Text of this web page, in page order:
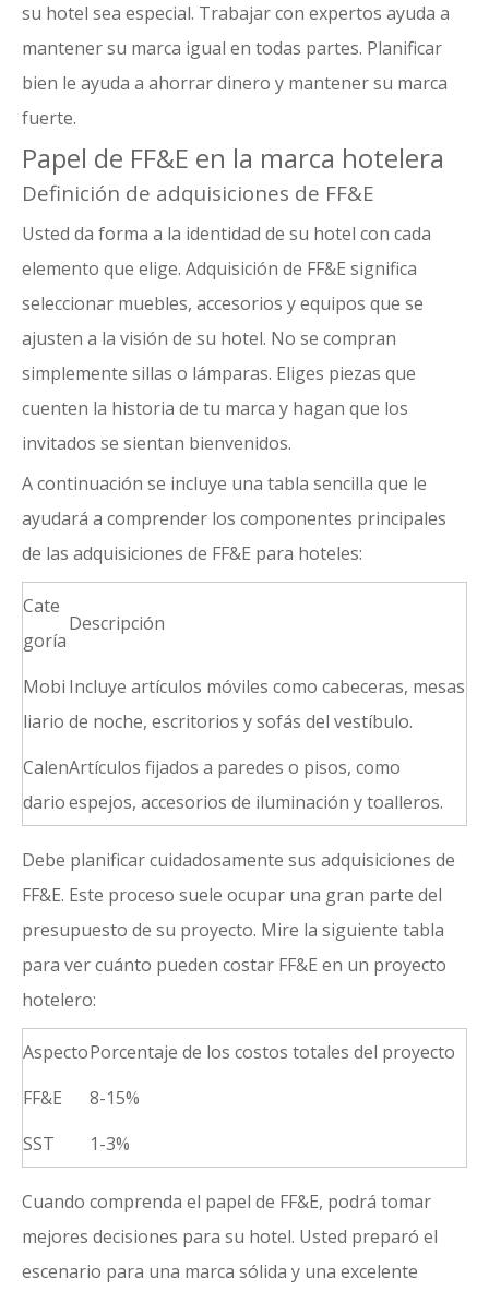
su hotel sea especial. Trabajar con expertos ayuda a
mantener su marca igual en todas partes. Planificar
bien le ayuda a ahorrar dinero y mantener su marca
fuerte.
Papel de FF&E en la marca hotelera
Definición de adquisiciones de FF&E
Usted da forma a la identidad de su hotel con cada
elemento que elige. Adquisición de FF&E significa
seleccionar muebles, accesorios y equipos que se
ajusten a la visión de su hotel. No se compran
simplemente sillas o lámparas. Eliges piezas que
cuenten la historia de tu marca y hagan que los
invitados se sientan bienvenidos.
A continuación se incluye una tabla sencilla que le
ayudará a comprender los componentes principales
de las adquisiciones de FF&E para hoteles:
Cate
goría
Descripción
Mobi
liario
Incluye artículos móviles como cabeceras, mesas
de noche, escritorios y sofás del vestíbulo.
Calen
dario
Artículos fijados a paredes o pisos, como
espejos, accesorios de iluminación y toalleros.
Debe planificar cuidadosamente sus adquisiciones de
FF&E. Este proceso suele ocupar una gran parte del
presupuesto de su proyecto. Mire la siguiente tabla
para ver cuánto pueden costar FF&E en un proyecto
hotelero:
AspectoPorcentaje de los costos totales del proyecto
FF&E
8-15%
SST
1-3%
Cuando comprenda el papel de FF&E, podrá tomar
mejores decisiones para su hotel. Usted preparó el
escenario para una marca sólida y una excelente